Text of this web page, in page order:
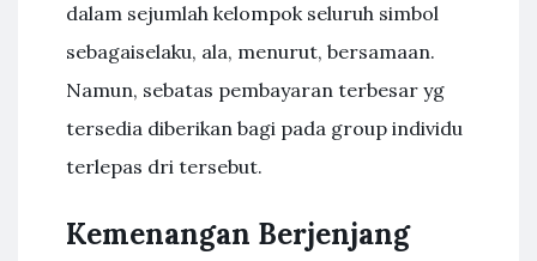
dalam sejumlah kelompok seluruh simbol
sebagaiselaku, ala, menurut, bersamaan.
Namun, sebatas pembayaran terbesar yg
tersedia diberikan bagi pada group individu
terlepas dri tersebut.
Kemenangan Berjenjang